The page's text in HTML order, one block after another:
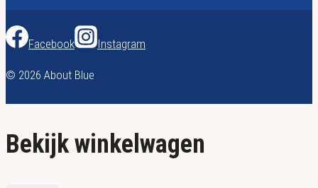
Facebook Instagram
© 2026 About Blue
Bekijk winkelwagen